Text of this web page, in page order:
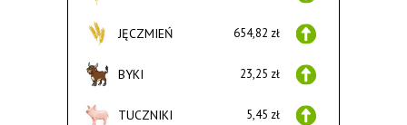
JĘCZMIEŃ 654,82 zł
BYKI 23,25 zł
TUCZNIKI 5,45 zł